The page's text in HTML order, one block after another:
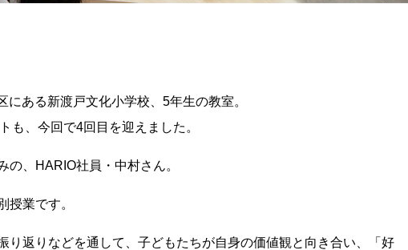
ある新渡戸文化小学校、5年生の教室。
も、今回で4回目を迎えました。
、HARIO社員・中村さん。
授業です。
り返りなどを通して、子どもたちが自身の価値観と向き合い、「好